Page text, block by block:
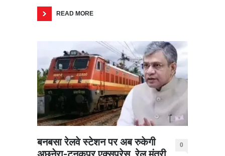
READ MORE
बनबसा रेलवे स्टेशन पर अब रुकेगी
0